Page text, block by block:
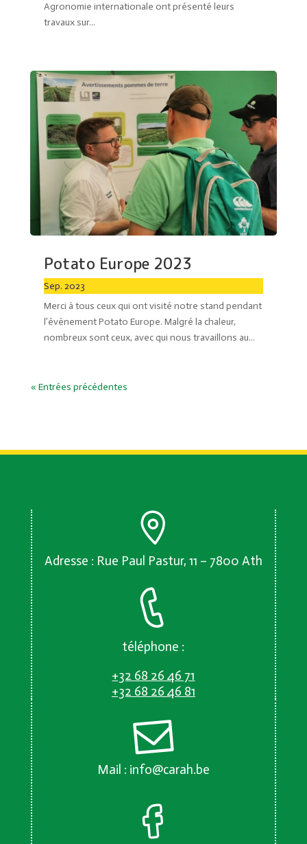
Agronomie internationale ont présenté leurs
travaux sur...
Potato Europe 2023
Sep. 2023
Merci à tous ceux qui ont visité notre stand pendant
l’évènement Potato Europe. Malgré la chaleur,
nombreux sont ceux, avec qui nous travaillons au...
« Entrées précédentes
Adresse : Rue Paul Pastur, 11 – 7800 Ath
téléphone :
+32 68 26 46 71
+32 68 26 46 81
Mail : info@carah.be